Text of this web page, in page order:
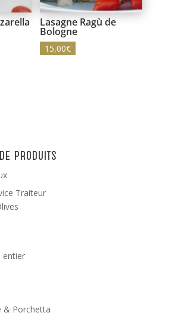
Lasagne Ragù de
Bologne
15,00€
produits
Traiteur
entier
& Porchetta